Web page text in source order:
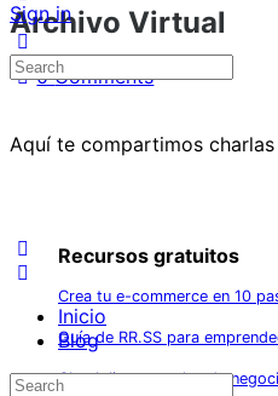
Sign in
Search
for:
Inicio
Blog
Search
Archivo Virtual
0Comments
Aquí te compartimos
Recursos gratuitos
Crea tu e-commerce en 10
Guía de RR.SS para
Check list para plan de